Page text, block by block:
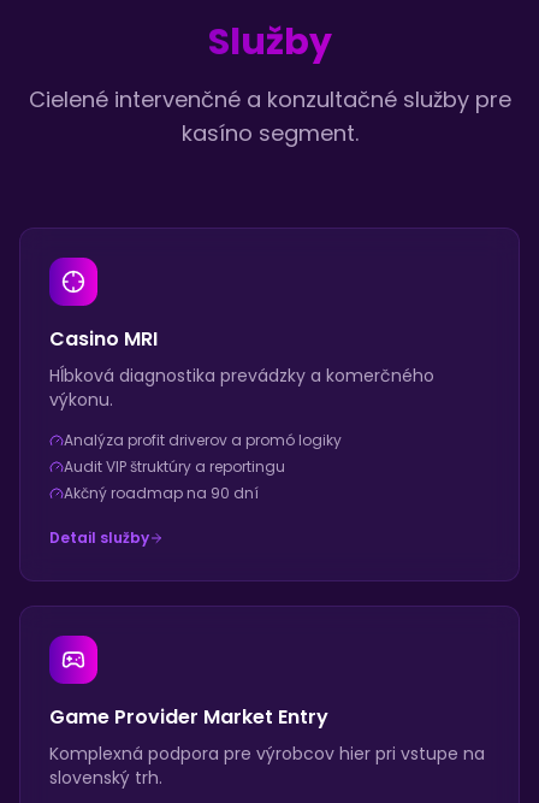
Služby
Cielené intervenčné a konzultačné služby pre
kasíno segment.
Casino MRI
Hĺbková diagnostika prevádzky a komerčného
výkonu.
Analýza profit driverov a promó logiky
Audit VIP štruktúry a reportingu
Akčný roadmap na 90 dní
Detail služby
Game Provider Market Entry
Komplexná podpora pre výrobcov hier pri vstupe na
slovenský trh.